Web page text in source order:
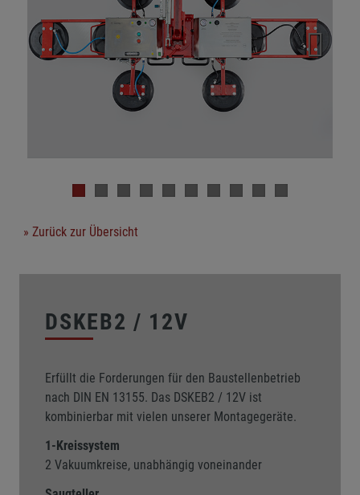
» Zurück zur Übersicht
DSKEB2 / 12V
Erfüllt die Forderungen für den Baustellenbetrieb
nach DIN EN 13155. Das DSKEB2 / 12V ist
kombinierbar mit vielen unserer Montagegeräte.
1-Kreissystem
2 Vakuumkreise, unabhängig voneinander